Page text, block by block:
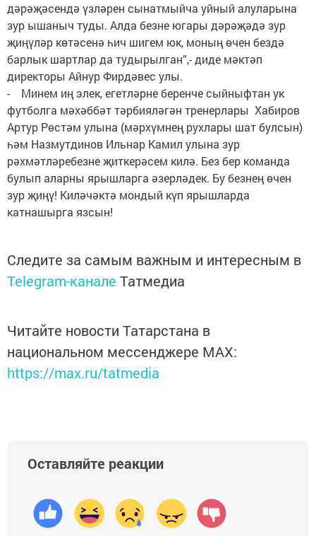
дәрәҗәсендә үзләрен сынатмыйча уйный алуларына
зур ышаныч туды. Алда безне югары дәрәҗәдә зур
җиңүләр көтәсенә һич шигем юк, моның өчен бездә
барлык шартлар да тудырылган”,- диде мәктәп
директоры Айнур Фирдәвес улы.
- Минем иң элек, егетләрне беренче сыйныфтан ук
футболга мәхәббәт тәрбияләгән тренерлары Хабиров
Артур Рөстәм улына (мәрхүмнең рухлары шат булсын)
һәм Назмутдинов Ильнар Камил улына зур
рәхмәтләребезне җиткерәсем килә. Без бер команда
булып аларны ярышларга әзерләдек. Бу безнең өчен
зур җиңү! Киләчәктә мондый күп ярышларда
катнашырга язсын!
Следите за самым важным и интересным в
Telegram-канале Татмедиа
Читайте новости Татарстана в
национальном мессенджере MАХ:
https://max.ru/tatmedia
Оставляйте реакции